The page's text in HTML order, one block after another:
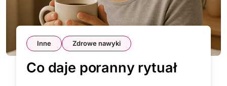
Inne Zdrowe nawyki
Co daje poranny rytuał